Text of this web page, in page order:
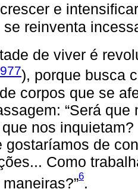
e
se reinventa
de viver é
), porque busca
corpos que se
“Será
nos
gostaríamos de
Como
6.